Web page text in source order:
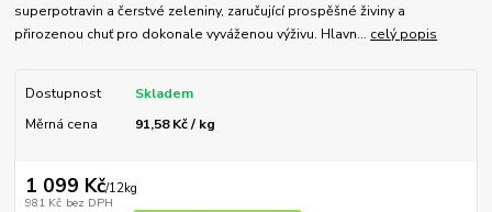
superpotravin a čerstvé zeleniny, zaručující prospěšné živiny a
přirozenou chuť pro dokonale vyváženou výživu. Hlavn... celý popis
Dostupnost
Skladem
Měrná cena
91,58 Kč / kg
1 099 Kč/12kg
981 Kč bez DPH